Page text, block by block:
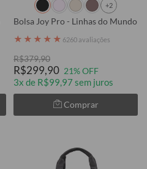
+2
Bolsa Joy Pro - Linhas do Mundo
★ ★ ★ ★ ★ 6260 avaliações
R$379,90
R$299,90 21% OFF
3x de R$99,97 sem juros
Comprar